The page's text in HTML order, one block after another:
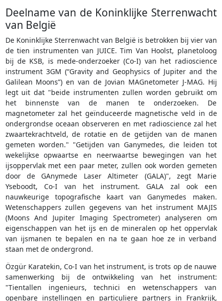
Deelname van de Koninklijke Sterrenwacht
van België
De Koninklijke Sterrenwacht van België is betrokken bij vier van
de tien instrumenten van JUICE. Tim Van Hoolst, planetoloog
bij de KSB, is mede-onderzoeker (Co-I) van het radioscience
instrument 3GM (“Gravity and Geophysics of Jupiter and the
Galilean Moons”) en van de Jovian MAGnetometer J-MAG. Hij
legt uit dat "beide instrumenten zullen worden gebruikt om
het binnenste van de manen te onderzoeken. De
magnetometer zal het geïnduceerde magnetische veld in de
ondergrondse oceaan observeren en met radioscience zal het
zwaartekrachtveld, de rotatie en de getijden van de manen
gemeten worden." "Getijden van Ganymedes, die leiden tot
wekelijkse opwaartse en neerwaartse bewegingen van het
ijsoppervlak met een paar meter, zullen ook worden gemeten
door de GAnymede Laser Altimeter (GALA)", zegt Marie
Yseboodt, Co-I van het instrument. GALA zal ook een
nauwkeurige topografische kaart van Ganymedes maken.
Wetenschappers zullen gegevens van het instrument MAJIS
(Moons And Jupiter Imaging Spectrometer) analyseren om
eigenschappen van het ijs en de mineralen op het oppervlak
van ijsmanen te bepalen en na te gaan hoe ze in verband
staan met de ondergrond.
Özgür Karatekin, Co-I van het instrument, is trots op de nauwe
samenwerking bij de ontwikkeling van het instrument:
"Tientallen ingenieurs, technici en wetenschappers van
openbare instellingen en particuliere partners in Frankrijk,